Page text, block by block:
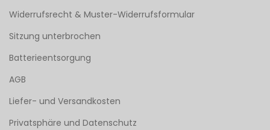
Widerrufsrecht & Muster-Widerrufsformular
Sitzung unterbrochen
Batterieentsorgung
AGB
Liefer- und Versandkosten
Privatsphäre und Datenschutz